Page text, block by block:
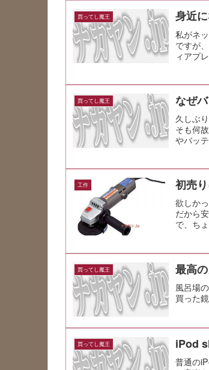
買ってし魔王 身近
私がネ
ですが
ィアプ
タイプ
買ってし魔王 なぜ
久しぶ
そも何
やバッ
工作 初売
欲しか
だから
で、ち
買ってし魔王 最高
風呂場
買った
買ってし魔王 iPod
普通の